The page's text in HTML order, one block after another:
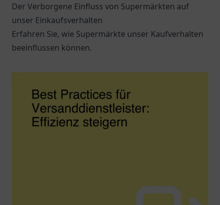
Der Verborgene Einfluss von Supermärkten auf
unser Einkaufsverhalten
Erfahren Sie, wie Supermärkte unser Kaufverhalten
beeinflussen können.